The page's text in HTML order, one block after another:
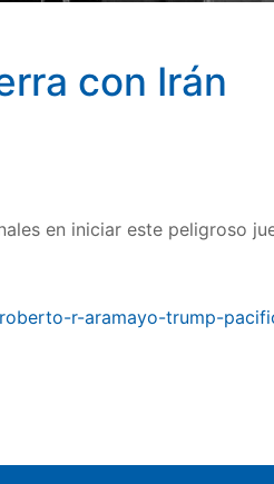
con Irán
en iniciar este peligroso
r-aramayo-trump-